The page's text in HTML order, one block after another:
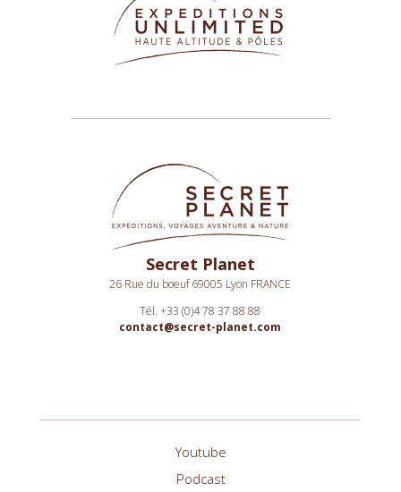
Secret Planet
26 Rue du boeuf 69005 Lyon FRANCE
Tél. +33 (0)4 78 37 88 88
contact@secret-planet.com
Youtube
Podcast